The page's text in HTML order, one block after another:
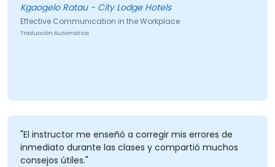
Kgaogelo Ratau - City Lodge Hotels
Effective Communication in the Workplace
Traducción Automática
"El instructor me enseñó a corregir mis errores de
inmediato durante las clases y compartió muchos
consejos útiles."